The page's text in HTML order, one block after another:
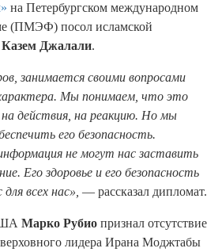
на Петербургском международном
(ПМЭФ) посол исламской
Казем Джалали.
занимается своими вопросами
Мы понимаем, что это
на действия, на реакцию. Но мы
его безопасность.
не могут нас заставить
Его здоровье и его безопасность
всех нас», — рассказал дипломат.
Марко Рубио признал отсутствие
верховного лидера Ирана Моджтабы